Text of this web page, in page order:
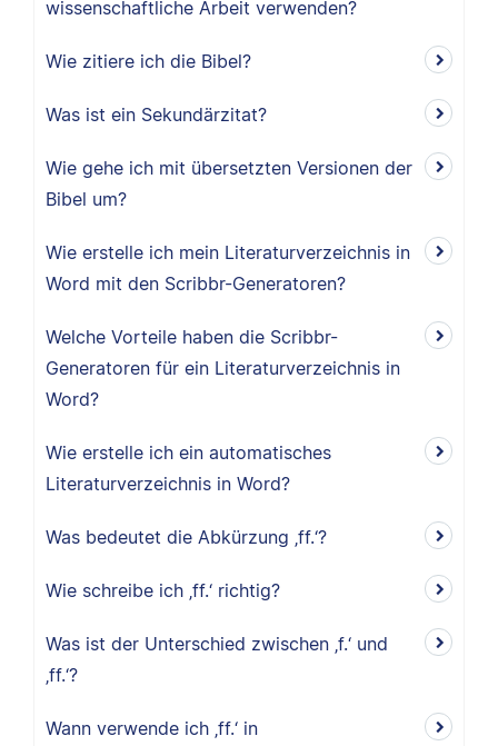
wissenschaftliche Arbeit verwenden?
Wie zitiere ich die Bibel?
Was ist ein Sekundärzitat?
Wie gehe ich mit übersetzten Versionen der
Bibel um?
Wie erstelle ich mein Literaturverzeichnis in
Word mit den Scribbr-Generatoren?
Welche Vorteile haben die Scribbr-
Generatoren für ein Literaturverzeichnis in
Word?
Wie erstelle ich ein automatisches
Literaturverzeichnis in Word?
Was bedeutet die Abkürzung ‚ff.‘?
Wie schreibe ich ‚ff.‘ richtig?
Was ist der Unterschied zwischen ‚f.‘ und
‚ff.‘?
Wann verwende ich ‚ff.‘ in